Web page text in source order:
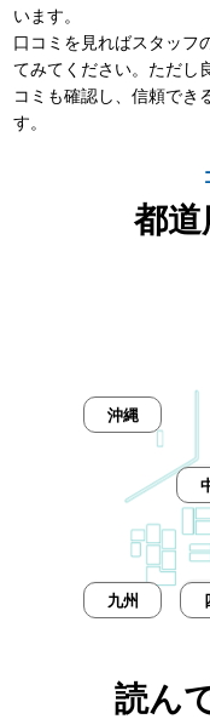
います。
口コミを見ればスタッフ
てみてください。ただし
コミも確認し、信頼でき
す。
都
九州
沖縄
読ん